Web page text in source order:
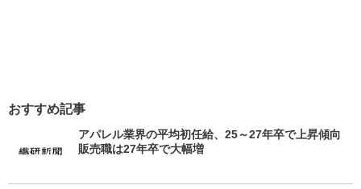
おすすめ記事
アパレル業界の平均初任給、25～27年卒で上昇傾向
販売職は27年卒で大幅増